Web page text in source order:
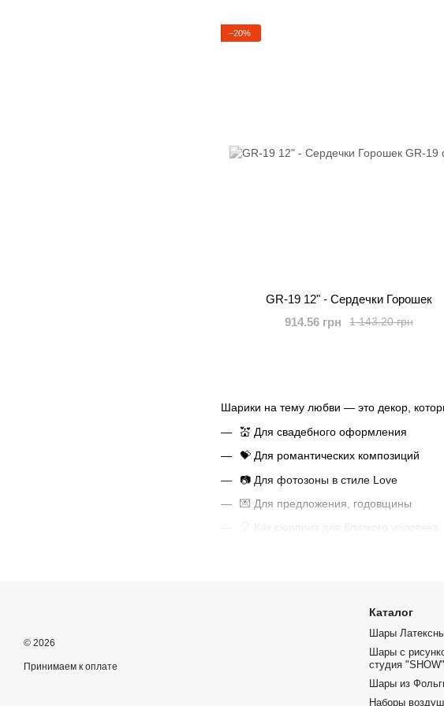
Шарики на тему любви — это декор,
💒 Для свадебного оформления
💝 Для романтических композиций
📷 Для фотозоны в стиле Love
💌 Для предложения, годовщины
🎈 Как сюрприз для близкого человека
Каллиграфия в романтическом стиле
−20%
GR-19 12" - Сердечки Горошек
1 143.20 грн
914.56 грн
© 2026
Принимаем к оплате
Каталог
Шары
Шары с
студия "SHOW"
Шары из
Наборы